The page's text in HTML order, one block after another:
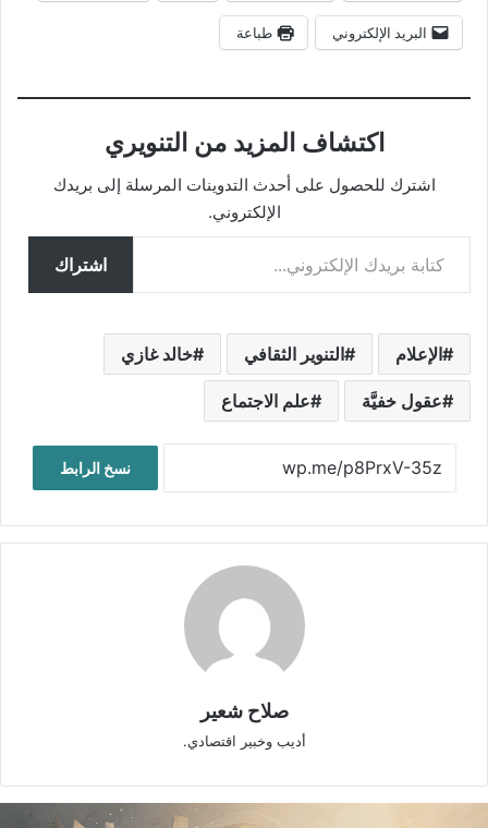
البريد الإلكتروني طباعة
اكتشاف المزيد من التنويري
اشترك للحصول على أحدث التدوينات المرسلة إلى بريدك
الإلكتروني.
كتابة بريدك الإلكتروني...
اشتراك
الإعلام التنوير الثقافي خالد غازي
عقول خفيَّة علم الاجتماع
نسخ الرابط
صلاح شعير
أديب وخبير اقتصادي.